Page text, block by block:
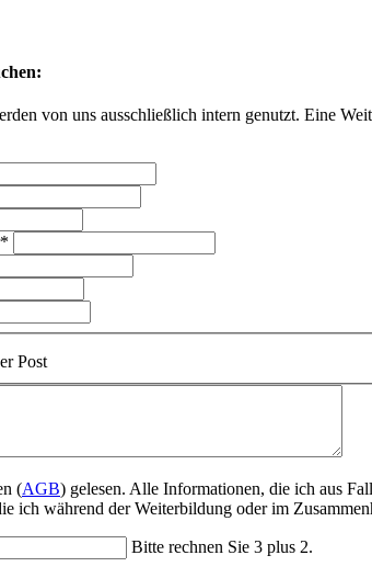
von uns ausschließlich intern genutzt. Eine
*
Post
(AGB) gelesen. Alle Informationen, die ich aus
ich während der Weiterbildung oder im
Bitte rechnen Sie 3 plus 2.